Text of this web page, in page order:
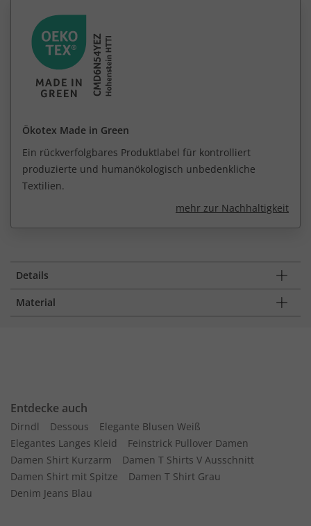
Ökotex Made in Green
Ein rückverfolgbares Produktlabel für kontrolliert
produzierte und humanökologisch unbedenkliche
Textilien.
mehr zur Nachhaltigkeit
Details
Material
Entdecke auch
Dirndl Dessous
Elegante Blusen Weiß
Elegantes Langes Kleid
Feinstrick Pullover Damen
Damen Shirt Kurzarm
Damen T Shirts V Ausschnitt
Damen Shirt mit Spitze
Damen T Shirt Grau
Denim Jeans Blau